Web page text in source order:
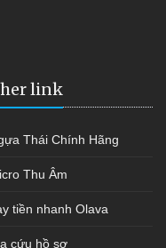
link
Thái Chính Hãng
Thu Âm
tiền nhanh Olava
cứu hồ sơ